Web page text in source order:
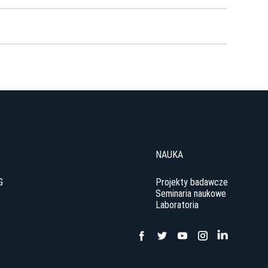
NAUKA
Projekty badawcze
Seminaria naukowe
Laboratoria